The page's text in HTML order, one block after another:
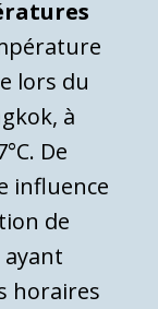
lors du
à
De
influence
de
horaires